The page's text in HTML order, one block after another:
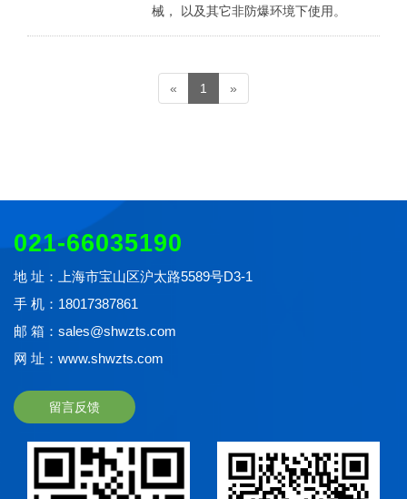
械， 以及其它非防爆环境下使用。
« 1 »
021-66035190
地 址：上海市宝山区沪太路5589号D3-1
手 机：18017387861
邮 箱：sales@shwzts.com
网 址：www.shwzts.com
留言反馈